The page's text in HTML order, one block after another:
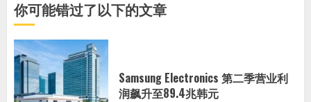
你可能错过了以下的文章
Samsung Electronics 第二季营业利
润飙升至89.4兆韩元